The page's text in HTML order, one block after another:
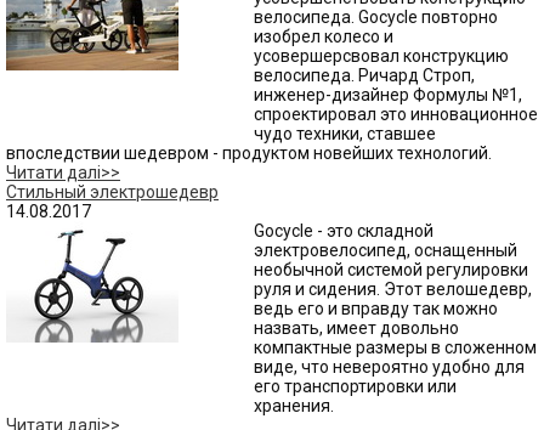
велосипеда. Gocycle повторно
изобрел колесо и
усовершерсвовал конструкцию
велосипеда. Ричард Строп,
инженер-дизайнер Формулы №1,
спроектировал это инновационное
чудо техники, ставшее
впоследствии шедевром - продуктом новейших технологий.
Читати далі>>
Стильный электрошедевр
14.08.2017
Gocycle - это складной
электровелосипед, оснащенный
необычной системой регулировки
руля и сидения. Этот велошедевр,
ведь его и вправду так можно
назвать, имеет довольно
компактные размеры в сложенном
виде, что невероятно удобно для
его транспортировки или
хранения.
Читати далі>>